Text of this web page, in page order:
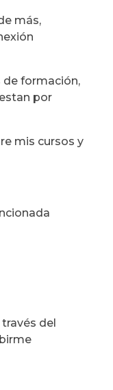
más,
de formación,
por
mis cursos y
del